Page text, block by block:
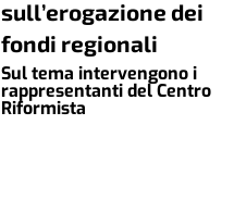
sull’erogazione dei
fondi regionali
Sul tema intervengono i
rappresentanti del Centro
Riformista